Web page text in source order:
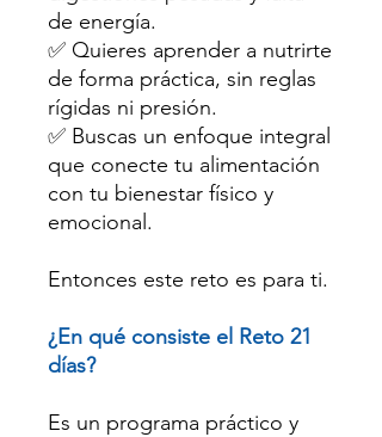
de energía.
✅ Quieres aprender a nutrirte
de forma práctica, sin reglas
rígidas ni presión.
✅ Buscas un enfoque integral
que conecte tu alimentación
con tu bienestar físico y
emocional.
Entonces este reto es para ti.
¿En qué consiste el Reto 21
días?
Es un programa práctico y